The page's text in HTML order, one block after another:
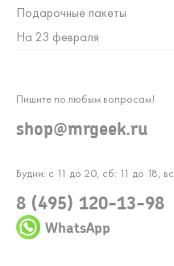
Подарочные пакеты
На 23 февраля
Будни: с 11 до 20, сб: 11 до 18,
8 (495) 120-13-98
WhatsApp
Пишите по любым вопросам!
shop@mrgeek.ru